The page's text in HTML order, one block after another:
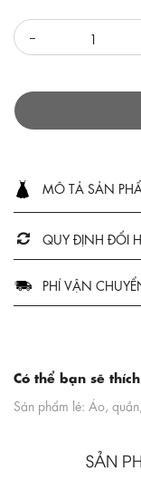
MÔ TẢ SẢN
QUY ĐỊNH ĐỔI
PHÍ VẬN
Có thể bạn sẽ
Sản phẩm lẻ: Áo,
SẢN